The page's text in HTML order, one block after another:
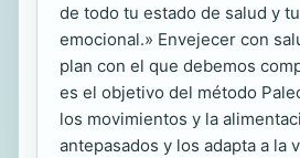
de todo tu estado de salud y
emocional.» Envejecer con
plan con el que debemos
es el objetivo del método
los movimientos y la
antepasados y los adapta a la